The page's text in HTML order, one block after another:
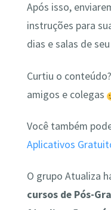
Após isso,
instruções para
dias e salas de
Curtiu o
amigos e colegas
Você também
Aplicativos
O grupo Atualiza
cursos de Pós-